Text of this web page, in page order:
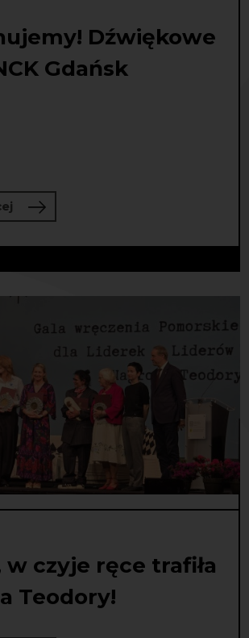
Dźwiękowe
Gdańsk
o Nasłuchujemy! Dźwiękowe lato w
czyje ręce trafiła
Teodory!